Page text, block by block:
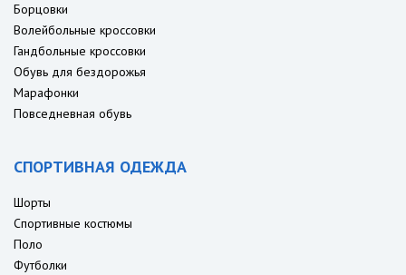
Борцовки
Волейбольные кроссовки
Гандбольные кроссовки
Обувь для бездорожья
Марафонки
Повседневная обувь
СПОРТИВНАЯ ОДЕЖДА
Шорты
Спортивные костюмы
Поло
Футболки